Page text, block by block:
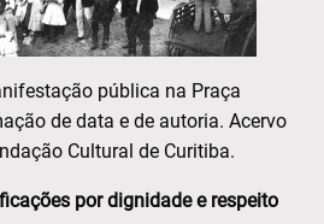
pública na Praça
de data e de autoria. Acervo
Cultural de Curitiba.
por dignidade e respeito